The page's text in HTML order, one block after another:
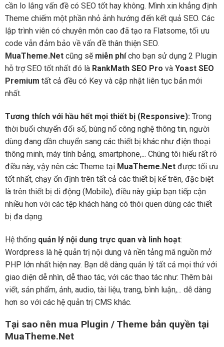
cần lo lắng vấn đề có SEO tốt hay không. Mình xin khẳng định
Theme chiếm một phần nhỏ ảnh hướng đến kết quả SEO. Các
lập trình viên có chuyên môn cao đã tạo ra Flatsome, tối ưu
code vẫn đảm bảo về vấn đề thân thiện SEO.
MuaTheme.Net cũng sẽ miễn phícho bạn sử dụng 2 Plugin
hỗ trợ SEO tốt nhất đó là RankMath SEO Pro và Yoast SEO
Premium tất cả đều có Key và cập nhật liên tục bản mới
nhất.
Tương thích với hầu hết mọi thiết bị (Responsive): Trong
thời buổi chuyển đổi số, bùng nổ công nghệ thông tin, người
dùng đang dần chuyển sang các thiết bị khác như điện thoại
thông minh, máy tính bảng, smartphone,... Chúng tôi hiểu rất rõ
điều này, vậy nên các Theme tại MuaTheme.Net được tối ưu
tốt nhất, chạy ổn định trên tất cả các thiết bị kể trên, đặc biệt
là trên thiết bị di động (Mobile), điều này giúp bạn tiếp cận
nhiều hơn với các tệp khách hàng có thói quen dùng các thiết
bị đa dạng.
Hệ thống quản lý nội dung trực quan và linh hoạt:
Wordpress là hệ quản trị nội dung và nền tảng mã nguồn mở
PHP lớn nhất hiện nay. Bạn dễ dàng quản lý tất cả mọi thứ với
giao diện dễ nhìn, dễ thao tác, với các thao tác như: Thêm bài
viết, sản phẩm, ảnh, audio, tài liệu, trang, bình luận,... dễ dàng
hơn so với các hệ quản trị CMS khác.
Tại sao nên mua Plugin / Theme bản quyền tại
MuaTheme.Net